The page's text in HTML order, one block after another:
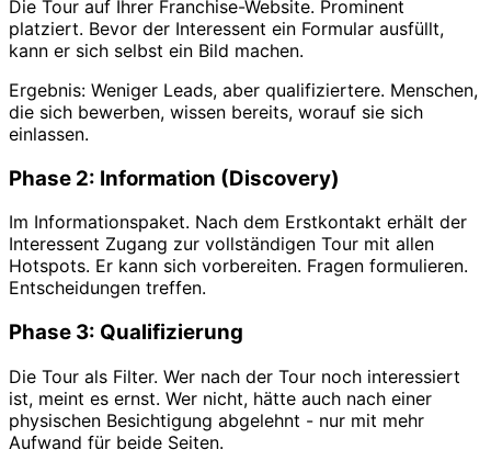
Die Tour auf Ihrer Franchise-Website. Prominent
platziert. Bevor der Interessent ein Formular ausfüllt,
kann er sich selbst ein Bild machen.
Ergebnis: Weniger Leads, aber qualifiziertere. Menschen,
die sich bewerben, wissen bereits, worauf sie sich
einlassen.
Phase 2: Information (Discovery)
Im Informationspaket. Nach dem Erstkontakt erhält der
Interessent Zugang zur vollständigen Tour mit allen
Hotspots. Er kann sich vorbereiten. Fragen formulieren.
Entscheidungen treffen.
Phase 3: Qualifizierung
Die Tour als Filter. Wer nach der Tour noch interessiert
ist, meint es ernst. Wer nicht, hätte auch nach einer
physischen Besichtigung abgelehnt - nur mit mehr
Aufwand für beide Seiten.